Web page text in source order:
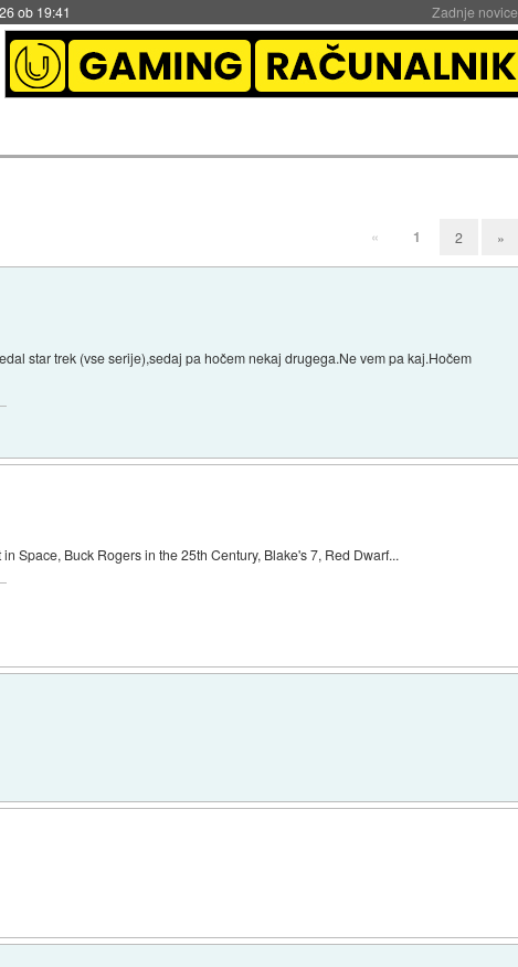
Zadnje novice
« 1 2 »
star trek (vse serije),sedaj pa hočem nekaj drugega.Ne vem pa kaj.Hočem
Space, Buck Rogers in the 25th Century, Blake's 7, Red Dwarf...